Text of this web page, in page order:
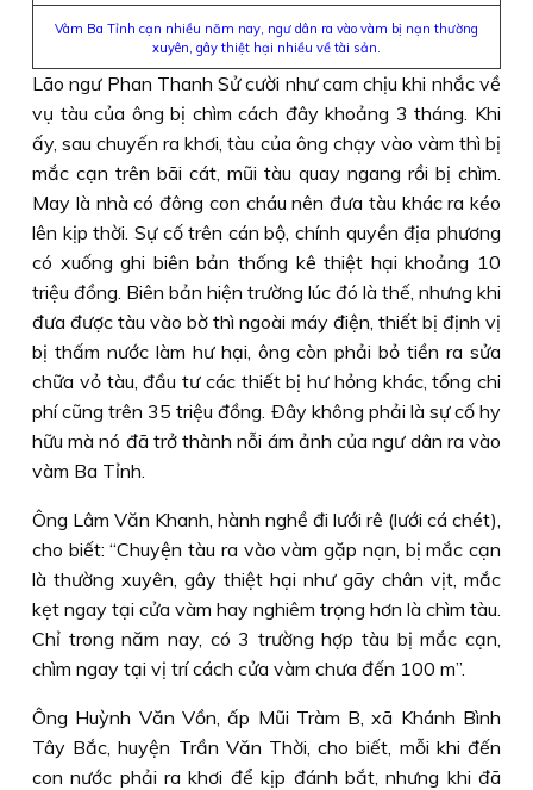
Vàm Ba Tỉnh cạn nhiều năm nay, ngư dân ra vào vàm bị nạn thường
xuyên, gây thiệt hại nhiều về tài sản.
Lão ngư Phan Thanh Sử cười như cam chịu khi nhắc về
vụ tàu của ông bị chìm cách đây khoảng 3 tháng. Khi
ấy, sau chuyến ra khơi, tàu của ông chạy vào vàm thì bị
mắc cạn trên bãi cát, mũi tàu quay ngang rồi bị chìm.
May là nhà có đông con cháu nên đưa tàu khác ra kéo
lên kịp thời. Sự cố trên cán bộ, chính quyền địa phương
có xuống ghi biên bản thống kê thiệt hại khoảng 10
triệu đồng. Biên bản hiện trường lúc đó là thế, nhưng khi
đưa được tàu vào bờ thì ngoài máy điện, thiết bị định vị
bị thấm nước làm hư hại, ông còn phải bỏ tiền ra sửa
chữa vỏ tàu, đầu tư các thiết bị hư hỏng khác, tổng chi
phí cũng trên 35 triệu đồng. Ðây không phải là sự cố hy
hữu mà nó đã trở thành nỗi ám ảnh của ngư dân ra vào
vàm Ba Tỉnh.
Ông Lâm Văn Khanh, hành nghề đi lưới rê (lưới cá chét),
cho biết: “Chuyện tàu ra vào vàm gặp nạn, bị mắc cạn
là thường xuyên, gây thiệt hại như gãy chân vịt, mắc
kẹt ngay tại cửa vàm hay nghiêm trọng hơn là chìm tàu.
Chỉ trong năm nay, có 3 trường hợp tàu bị mắc cạn,
chìm ngay tại vị trí cách cửa vàm chưa đến 100 m”.
Ông Huỳnh Văn Vồn, ấp Mũi Tràm B, xã Khánh Bình
Tây Bắc, huyện Trần Văn Thời, cho biết, mỗi khi đến
con nước phải ra khơi để kịp đánh bắt, nhưng khi đã